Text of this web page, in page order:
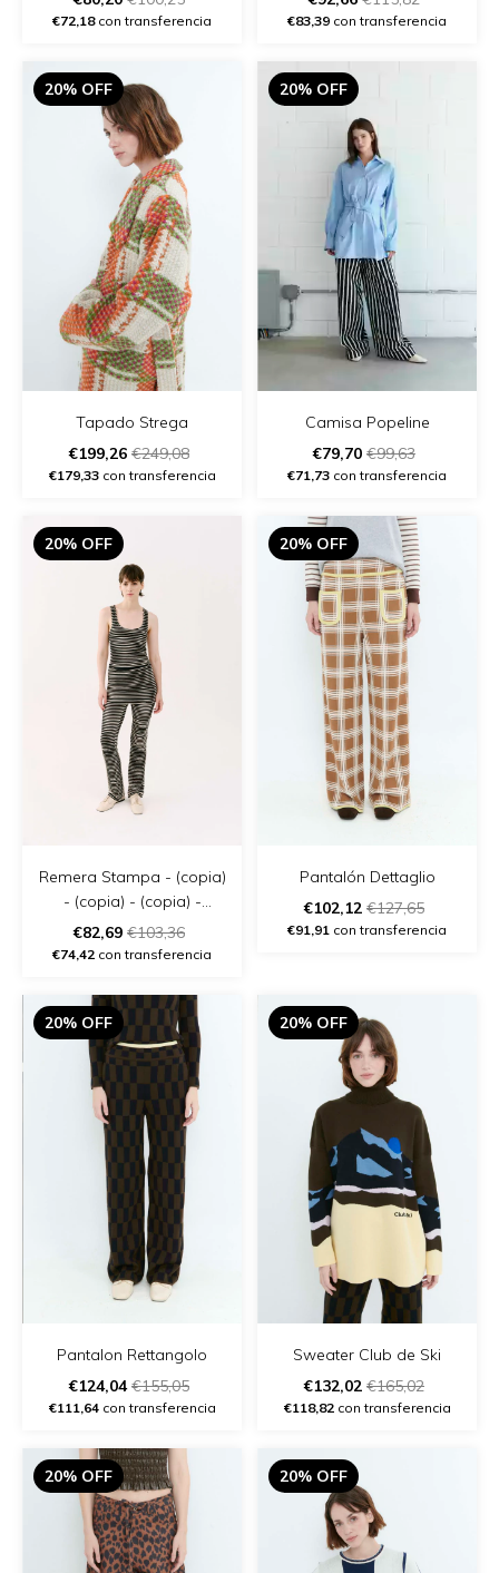
€72,18con transferencia €83,39 con transferencia
20% OFF
Tapado Strega
€199,26 €249,08
€179,33con transferencia
20% OFF
Camisa Popeline
€79,70 €99,63
€71,73 con transferencia
20% OFF
Remera Stampa - (copia)
- (copia) - (copia) -
(copia) - (copia) - (copia)
€82,69 €103,36
€74,42 con transferencia
20% OFF
Pantalón Dettaglio
€102,12 €127,65
€91,91 con transferencia
20% OFF
Pantalon Rettangolo
€124,04€155,05
€111,64con transferencia
20% OFF
Sweater Club de Ski
€132,02 €165,02
€118,82con transferencia
20% OFF 20% OFF